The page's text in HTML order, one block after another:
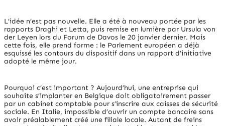
L’idée n’est pas nouvelle. Elle a été à nouveau portée par les
rapports Draghi et Letta, puis remise en lumière par Ursula von
der Leyen lors du Forum de Davos le 20 janvier dernier. Mais
cette fois, elle prend forme : le Parlement européen a déjà
esquissé les contours du dispositif dans un rapport d’initiative
adopté le même jour.
Pourquoi c’est important ? Aujourd’hui, une entreprise qui
souhaite s’implanter en Belgique doit obligatoirement passer
par un cabinet comptable pour s’inscrire aux caisses de sécurité
sociale. En Italie, impossible d’ouvrir un compte bancaire sans
avoir préalablement créé une filiale locale. Autant de freins